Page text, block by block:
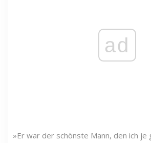
ad
»Er war der schönste Mann, den ich je